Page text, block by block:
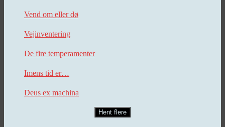
Vend om eller dø
Vejinventering
De fire temperamenter
Imens tid er…
Deus ex machina
Hent flere